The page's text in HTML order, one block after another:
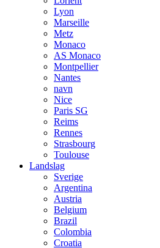
Lyon
Marseille
Metz
Monaco
AS Monaco
Montpellier
Nantes
navn
Nice
Paris SG
Reims
Rennes
Strasbourg
Toulouse
Landslag
Sverige
Argentina
Austria
Belgium
Brazil
Colombia
Croatia